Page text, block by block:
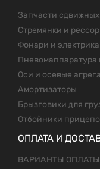
Запчасти
Стремянки и
Фонари и электрика
Оси и осевые
Амортизаторы
Брызговики для
Отбойники
ОПЛАТА И
ВАРИАНТЫ ОПЛАТЫ